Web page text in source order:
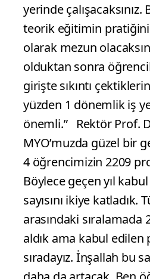
yerinde çalışacaksınız.
teorik eğitimin
olarak mezun
olduktan sonra
girişte sıkıntı
yüzden 1 dönemlik iş
önemli.” Rektör Prof. Dr.
MYO’muzda güzel bir
4 öğrencimizin 2209
Böylece geçen yıl
sayısını ikiye
arasındaki sıralamada
aldık ama kabul edilen
sıradayız. İnşallah bu